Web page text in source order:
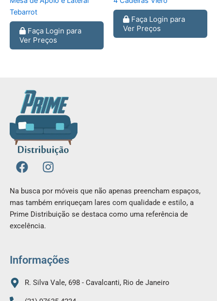
Tebarrot
Faça Login para
Ver Preços
Faça Login para
Ver Preços
F
a
c
e
b
o
o
I
n
t
a
g
m
Na busca por móveis que não apenas preencham espaços,
mas também enriqueçam lares com qualidade e estilo, a
Prime Distribuição se destaca como uma referência de
excelência.
Informações
R. Silva Vale, 698 - Cavalcanti, Rio de Janeiro